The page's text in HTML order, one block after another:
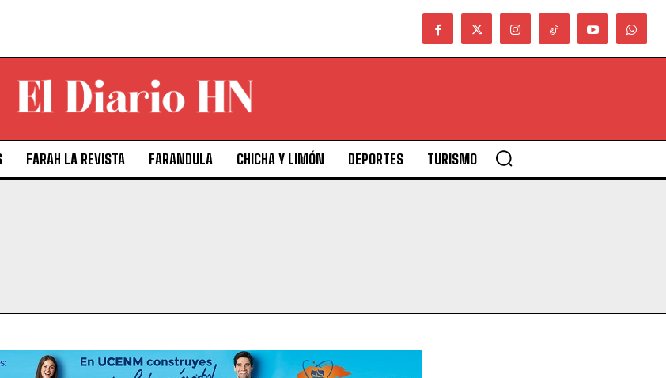
FARAH LA REVISTA FARANDULA CHICHA Y LIMÓN DEPORTES TURISMO